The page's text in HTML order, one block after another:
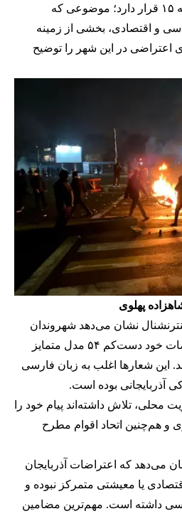
۱۱ و از نظر نوگرایی در رتبه ۱۵ قرار دارد؛ موضوعی که
و اقتصادی، بخشی از زمینه
اعتراضی در این شهر را توضیح
پهلوی
نشان می‌دهد شهروندان
آذربایجان شرقی در اعتراضات خود دست‌کم ۵۴ مدل متمایز
این شعارها اغلب به زبان فارسی
آذربایجانی بوده است.
محلی، تلاش داشته‌اند پیام خود را
هم‌چنین اتحاد اقوام مطرح
می‌دهد که اعتراضات آذربایجان
یا معیشتی متمرکز نبوده و
داشته است. مهم‌ترین مضامین